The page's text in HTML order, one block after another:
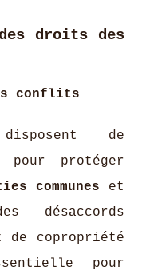
droits des
conflits
de
pour protéger
communes et
désaccords
de copropriété
pour